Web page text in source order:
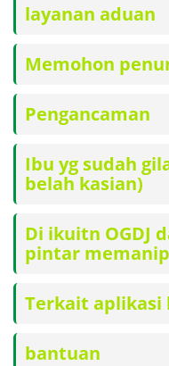
layanan aduan
Memohon
Pengancaman
Ibu yg sudah
belah kasian)
Di ikuitn OGDJ
pintar
Terkait aplikasi
bantuan